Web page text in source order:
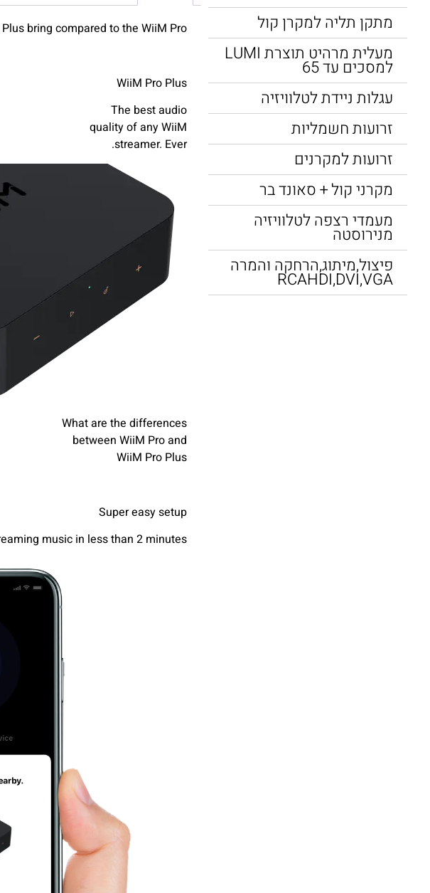
מתקן תליה למקרן קול
מעלית מרהיט תוצרת LUMI
למסכים עד 65
עגלות ניידת לטלוויזיה
זרועות חשמליות
זרועות למקרנים
מקרני קול + סאונד בר
מעמדי רצפה לטלוויזיה
מנירוסטה
פיצול,מיתוג,הרחקה והמרה
RCAHDI,DVI,VGA
bring compared to the WiiM Pro?
WiiM Pro Plus
The best audio
quality of any WiiM
streamer. Ever.
What are the differences
between WiiM Pro and
WiiM Pro Plus
Super easy setup
music in less than 2 minutes.